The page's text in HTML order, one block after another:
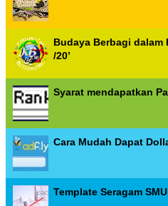
Budaya Berbagi
/20’
Syarat mendapatkan
Cara Mudah Dapat
Template Seragam